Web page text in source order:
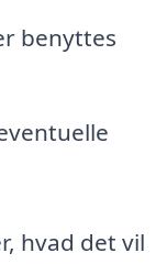
benyttes
hvad det vil